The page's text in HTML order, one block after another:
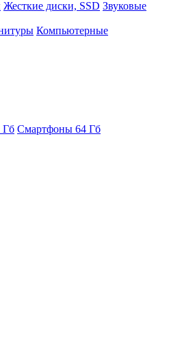
Жесткие диски, SSD Звуковые
Компьютерные
Гб Смартфоны 64 Гб